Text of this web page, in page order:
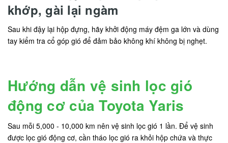
khớp, gài lại ngàm
Sau khi đậy lại hộp đựng, hãy khởi động máy đệm ga lớn và dùng
tay kiểm tra cổ góp gió để đảm bảo không khí không bị nghẹt.
Hướng dẫn vệ sinh lọc gió
động cơ của Toyota Yaris
Sau mỗi 5,000 - 10,000 km nên vệ sinh lọc gió 1 lần. Để vệ sinh
được lọc gió động cơ, cần tháo lọc gió ra khỏi hộp chứa và thực